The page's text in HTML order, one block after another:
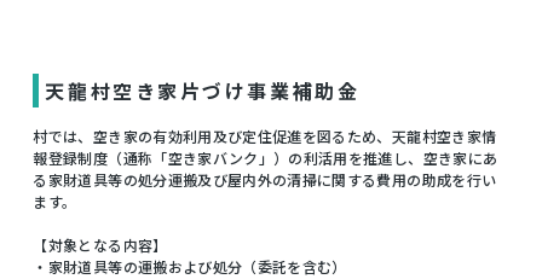
天龍村空き家片づけ事業補助金
村では、空き家の有効利用及び定住促進を図るため、天龍村空き家情
報登録制度（通称「空き家バンク」）の利活用を推進し、空き家にあ
る家財道具等の処分運搬及び屋内外の清掃に関する費用の助成を行い
ます。
【対象となる内容】
・家財道具等の運搬および処分（委託を含む）